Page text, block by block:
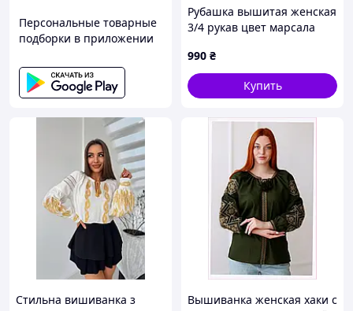
Персональные товарные
подборки в приложении
Рубашка вышитая женская
3/4 рукав цвет марсала
990 ₴
Купить
Стильна вишиванка з
Вышиванка женская хаки с